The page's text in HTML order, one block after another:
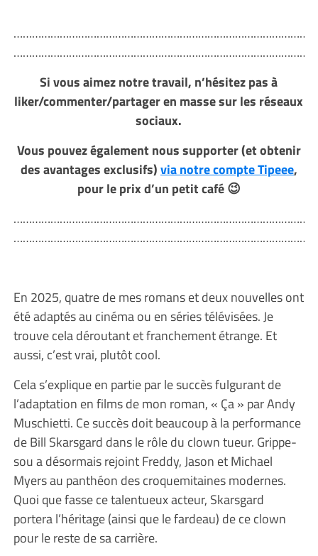
Si vous aimez notre travail, n’hésitez pas à
liker/commenter/partager en masse sur les réseaux
sociaux.
Vous pouvez également nous supporter (et obtenir
des avantages exclusifs)via notre compte Tipeee,
pour le prix d’un petit café 😉
En 2025, quatre de mes romans et deux nouvelles ont
été adaptés au cinéma ou en séries télévisées. Je
trouve cela déroutant et franchement étrange. Et
aussi, c’est vrai, plutôt cool.
Cela s’explique en partie par le succès fulgurant de
l’adaptation en films de mon roman, « Ça » par Andy
Muschietti. Ce succès doit beaucoup à la performance
de Bill Skarsgard dans le rôle du clown tueur. Grippe-
sou a désormais rejoint Freddy, Jason et Michael
Myers au panthéon des croquemitaines modernes.
Quoi que fasse ce talentueux acteur, Skarsgard
portera l’héritage (ainsi que le fardeau) de ce clown
pour le reste de sa carrière.